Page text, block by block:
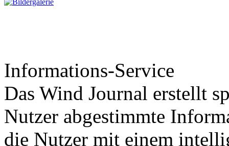
Informations-Service
Das Wind Journal erstellt
Nutzer abgestimmte
die Nutzer mit einem